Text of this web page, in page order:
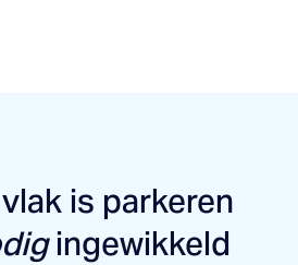
is parkeren
ingewikkeld